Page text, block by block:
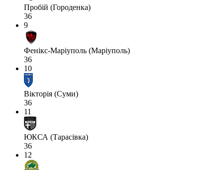
Пробій (Городенка)
36
9
Фенікс-Маріуполь (Маріуполь)
36
10
Вікторія (Суми)
36
11
ЮКСА (Тарасівка)
36
12